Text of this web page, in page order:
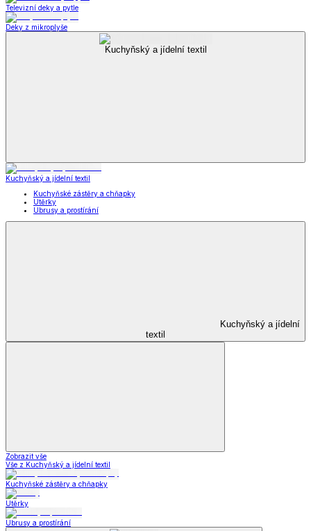
Televizní deky a pytle
Deky z mikroplyše
Kuchyňský a jídelní textil
Kuchyňský a jídelní textil
Kuchyňské zástěry a chňapky
Utěrky
Ubrusy a prostírání
Kuchyňský a jídelní
textil
Zobrazit vše
Vše z Kuchyňský a jídelní textil
Kuchyňské zástěry a chňapky
Utěrky
Ubrusy a prostírání